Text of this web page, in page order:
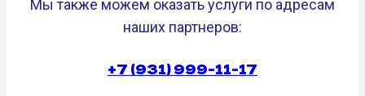
Мы также можем оказать услуги по адресам
наших партнеров:
+7 (931) 999-11-17